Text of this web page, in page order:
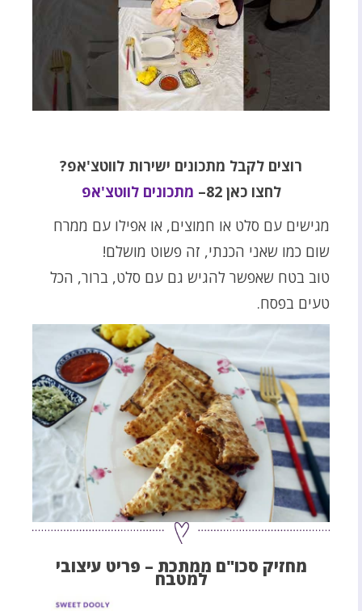
רוצים לקבל מתכונים ישירות לווטצ'אפ?
לחצו כאן 82–
מתכונים לווטצ'אפ
מגישים עם סלט או חמוצים, או אפילו עם ממרח
שום כמו שאני הכנתי, זה פשוט מושלם!
טוב בטח שאפשר להגיש גם עם סלט, ברור, הכל
טעים בפסח.
מחזיק סכו"ם ממתכת – פריט עיצובי
למטבח